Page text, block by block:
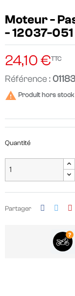
Moteur -
- 12037-
24,10 €TTC
Référence :
 Produit hors stock
Quantité
Partager